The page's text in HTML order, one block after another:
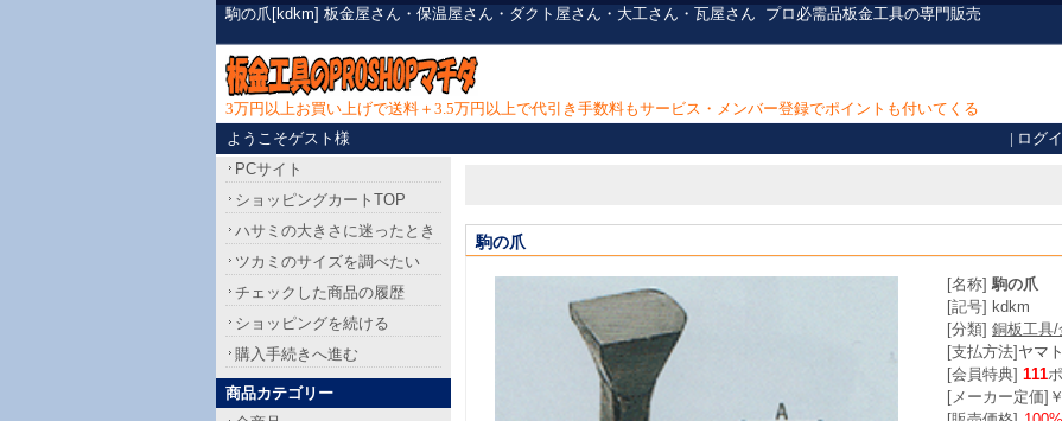
駒の爪[kdkm] 板金屋さん・保温屋さん・ダクト屋さん・大工さん・瓦屋さん プロ必需品板金工具の専門販売
3万円以上お買い上げで送料＋3.5万円以上で代引き手数料もサービス・メンバー登録でポイントも付いてくる
ようこそゲスト様 | ログ
駒の爪
[名称]駒の爪
[記号] kdkm
[分類] 銅板工具/
[支払方法] ヤマ
[会員特典] 111
[メーカー定価]
PCサイト
ショッピングカートTOP
ハサミの大きさに迷ったとき
ツカミのサイズを調べたい
チェックした商品の履歴
ショッピングを続ける
購入手続きへ進む
商品カテゴリー